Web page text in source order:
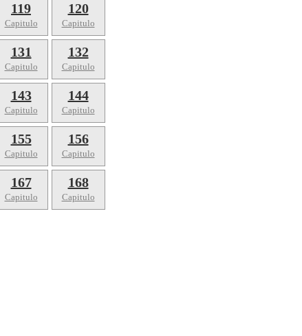
119
Capitulo
120
Capitulo
131
Capitulo
132
Capitulo
143
Capitulo
144
Capitulo
155
Capitulo
156
Capitulo
167
Capitulo
168
Capitulo